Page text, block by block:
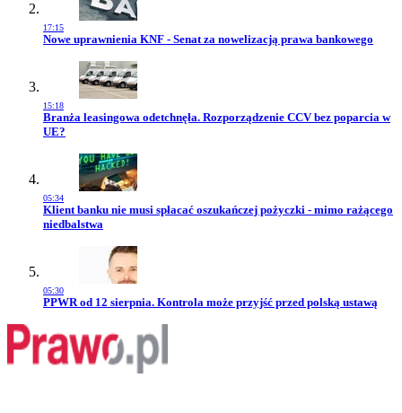
17:15
Przejdź do artykułu:
Nowe uprawnienia KNF - Senat za nowelizacją prawa bankowego
15:18
Przejdź do artykułu:
Branża leasingowa odetchnęła. Rozporządzenie CCV bez poparcia w
UE?
05:34
Przejdź do artykułu:
Klient banku nie musi spłacać oszukańczej pożyczki - mimo rażącego
niedbalstwa
05:30
Przejdź do artykułu:
PPWR od 12 sierpnia. Kontrola może przyjść przed polską ustawą